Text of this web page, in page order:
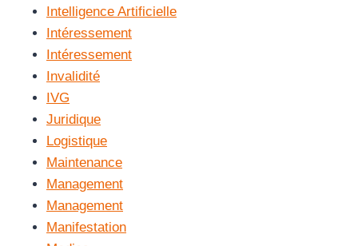
Intelligence Artificielle
Intéressement
Intéressement
Invalidité
IVG
Juridique
Logistique
Maintenance
Management
Management
Manifestation